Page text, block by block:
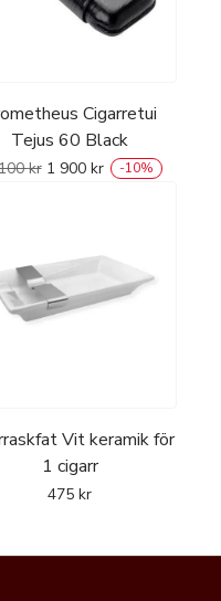
Cigarretui
Tejus 60 Black
kr 1 900 kr -10%
Vit keramik för
1 cigarr
475 kr